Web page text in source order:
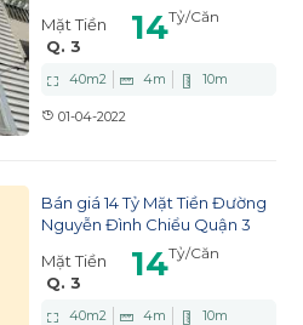
Mặt Tiền
Q. 3
14Tỷ/Căn
40m2 4m 10m
01-04-2022
Bán giá 14 Tỷ Mặt Tiền Đường
Nguyễn Đình Chiểu Quận 3
Mặt Tiền
Q. 3
14Tỷ/Căn
40m2 4m 10m